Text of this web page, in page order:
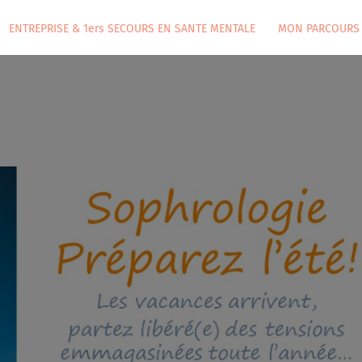
ENTREPRISE & 1ers SECOURS EN SANTE MENTALE MON PARCOURS